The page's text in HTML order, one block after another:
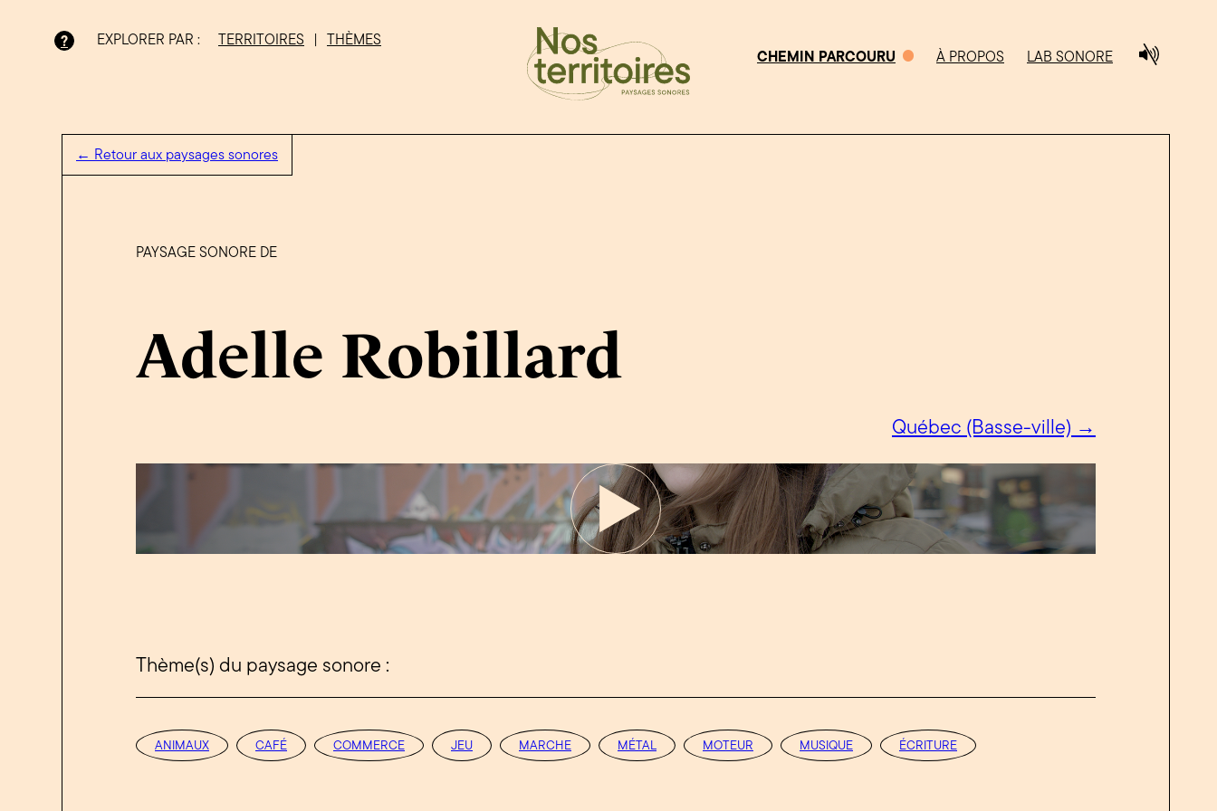
? EXPLORER PAR : TERRITOIRES
THÈMES
CHEMIN PARCOURU
À PROPOS LAB SONORE
← Retour aux paysages sonores
PAYSAGE SONORE DE
Adelle Robillard
Québec (Basse-ville) →
Thème(s) du paysage sonore :
ANIMAUX CAFÉ COMMERCE JEU MARCHE MÉTAL MOTEUR MUSIQUE ÉCRITURE